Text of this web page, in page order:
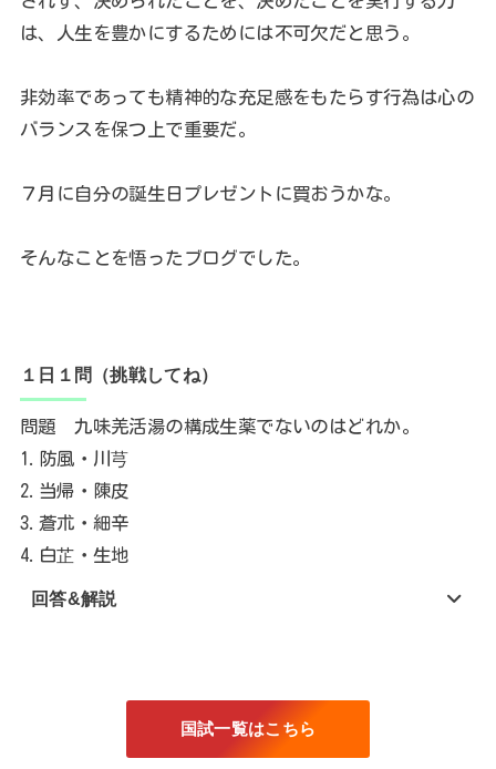
は、人生を豊かにするためには不可欠だと思う。
非効率であっても精神的な充足感をもたらす行為は心の
バランスを保つ上で重要だ。
７月に自分の誕生日プレゼントに買おうかな。
そんなことを悟ったブログでした。
１日１問（挑戦してね）
問題 九味羌活湯の構成生薬でないのはどれか。
1.防風・川芎
2.当帰・陳皮
3.蒼朮・細辛
4.白芷・生地
回答&解説
国試一覧はこちら